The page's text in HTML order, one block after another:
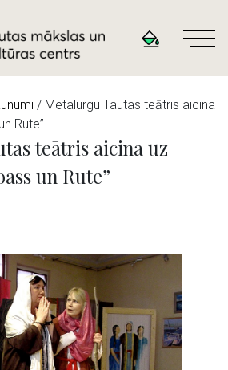
/ Metalurgu Tautas teātris aicina
Rute”
teātris aicina uz
un Rute”